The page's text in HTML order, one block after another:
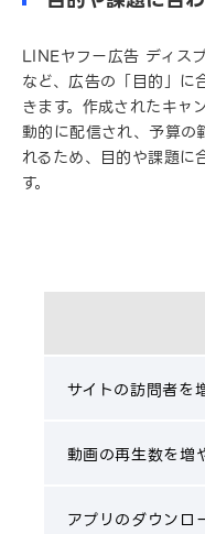
LINEヤフー広告 ディス
など、広告の「目的」に
きます。作成されたキャ
動的に配信され、予算の
れるため、目的や課題に
す。
サイトの訪問者を
動画の再生数を増
アプリのダウンロ